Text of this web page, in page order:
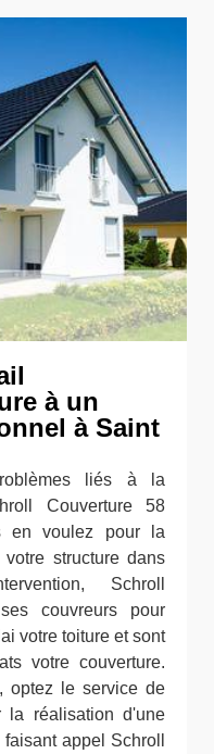
à un
à Saint
liés à la
Couverture 58
en voulez pour la
structure dans
Schroll
couvreurs pour
votre toiture et sont
votre couverture.
optez le service de
la réalisation d'une
appel Schroll